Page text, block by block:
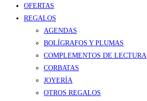
OFERTAS
REGALOS
AGENDAS
BOLÍGRAFOS Y PLUMAS
COMPLEMENTOS DE LECTURA
CORBATAS
JOYERÍA
OTROS REGALOS